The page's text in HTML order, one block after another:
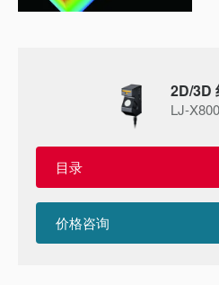
2D/3D
LJ-
目录
价格咨询